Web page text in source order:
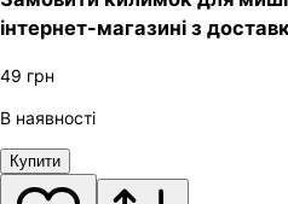
інтернет-магазині з
49 грн
В наявності
Купити